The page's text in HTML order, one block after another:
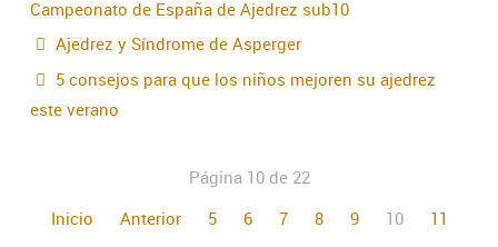
Campeonato de España de Ajedrez sub10
Ajedrez y Síndrome de Asperger
5 consejos para que los niños mejoren su ajedrez
este verano
Página 10 de 22
Inicio
Anterior 5 6 7 8 9 10
11